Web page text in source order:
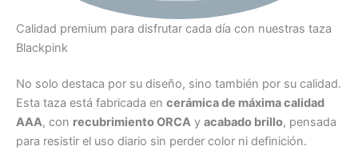
Calidad premium para disfrutar cada día con nuestras taza
Blackpink
No solo destaca por su diseño, sino también por su calidad.
Esta taza está fabricada en cerámica de máxima calidad
AAA, con recubrimiento ORCA y acabado brillo, pensada
para resistir el uso diario sin perder color ni definición.